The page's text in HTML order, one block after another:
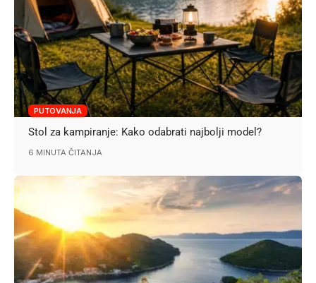
PUTOVANJA
Stol za kampiranje: Kako odabrati najbolji model?
6 MINUTA ČITANJA